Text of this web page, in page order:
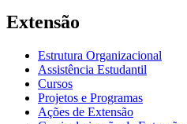
Extensão
Estrutura Organizacional
Assistência Estudantil
Cursos
Projetos e Programas
Ações de Extensão